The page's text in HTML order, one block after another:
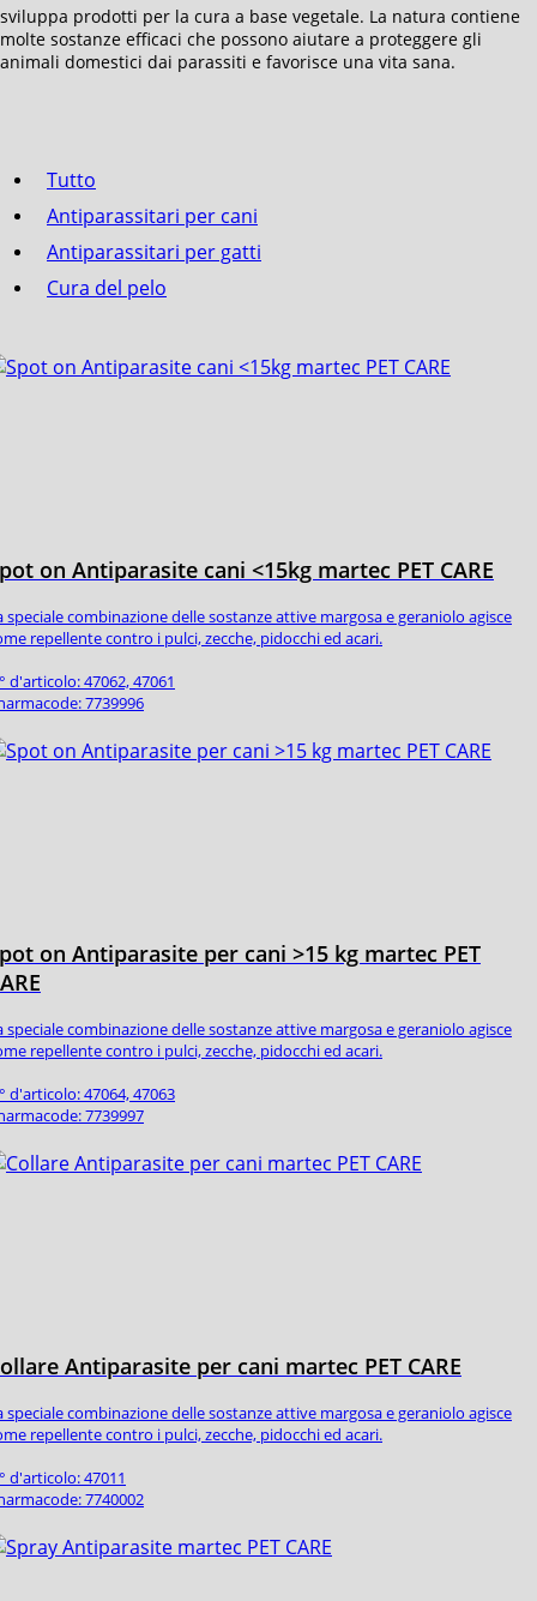
sviluppa prodotti per la cura a base vegetale. La natura contiene
molte sostanze efficaci che possono aiutare a proteggere gli
animali domestici dai parassiti e favorisce una vita sana.
Tutto
Antiparassitari per cani
Antiparassitari per gatti
Cura del pelo
on Antiparasite cani <15kg martec PET CARE
speciale combinazione delle sostanze attive margosa e geraniolo agisce
repellente contro i pulci, zecche, pidocchi ed acari.
d'articolo: 47062, 47061
7739996
on Antiparasite per cani >15 kg martec PET
speciale combinazione delle sostanze attive margosa e geraniolo agisce
repellente contro i pulci, zecche, pidocchi ed acari.
d'articolo: 47064, 47063
7739997
Antiparasite per cani martec PET CARE
speciale combinazione delle sostanze attive margosa e geraniolo agisce
repellente contro i pulci, zecche, pidocchi ed acari.
d'articolo: 47011
7740002